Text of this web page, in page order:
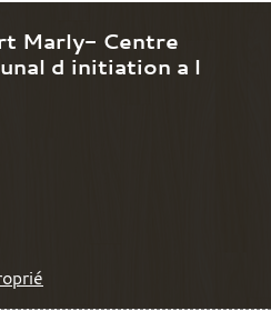
Marly- Centre
d initiation a l